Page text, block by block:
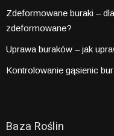
Zdeformowane buraki –
zdeformowane?
Uprawa buraków – jak
Kontrolowanie gąsienic
Baza Roślin